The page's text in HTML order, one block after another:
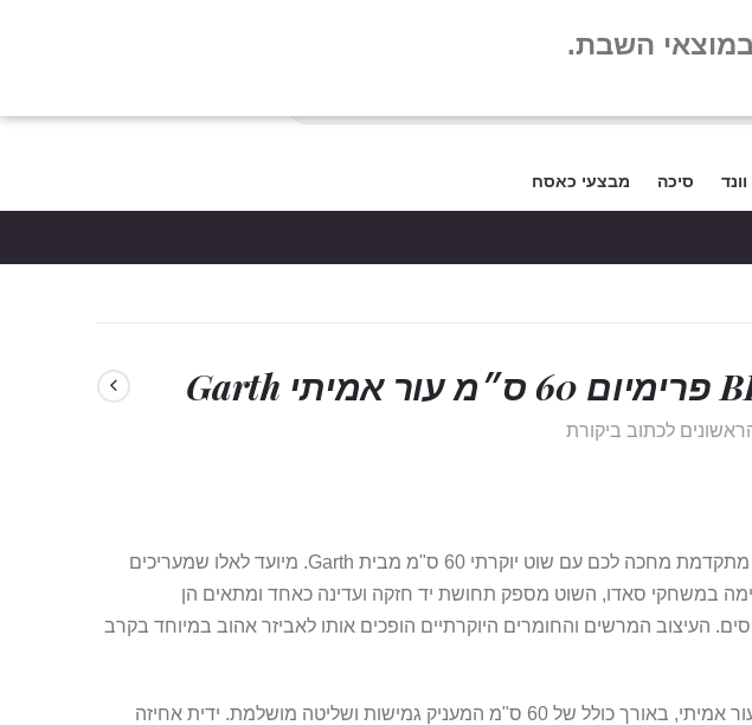
סל קניות
סיכה מבצעי כאסח
לכתוב ביקורת
חוויית שליטה ועונג מתקדמת מחכה לכם עם שוט יוקרתי 60 ס"מ מבית Garth. מיועד לאלו שמעריכים
במשחקי סאדו, השוט מספק תחושת יד חזקה ועדינה כאחד ומתאים הן
העיצוב המרשים והחומרים היוקרתיים הופכים אותו לאביזר אהוב במיוחד בקרב
השוט עשוי 100% עור אמיתי, באורך כולל של 60 ס"מ המעניק גמישות ושליטה מושלמת. ידית אחיזה
השבת.